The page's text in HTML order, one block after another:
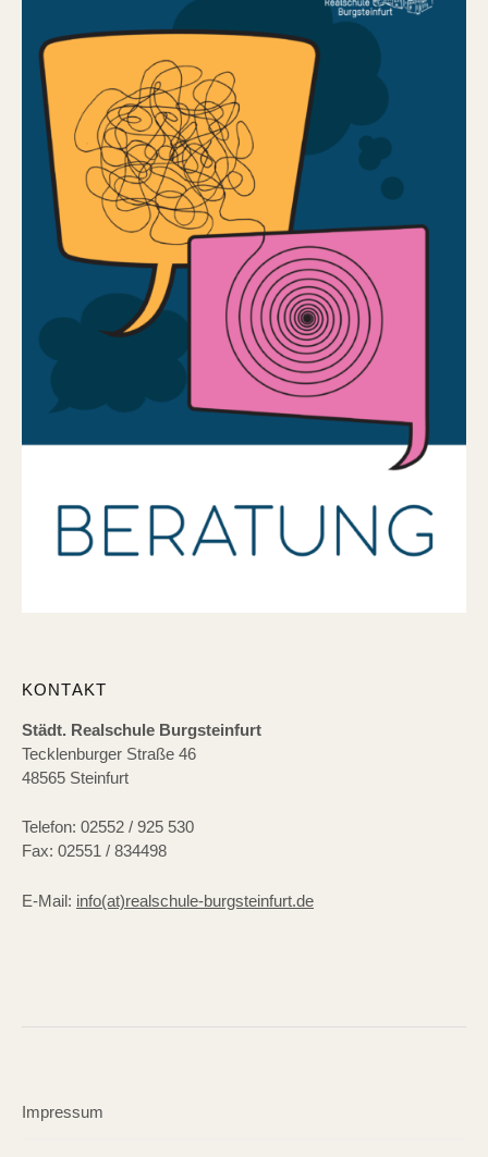
KONTAKT
Städt. Realschule Burgsteinfurt
Tecklenburger Straße 46
48565 Steinfurt
Telefon: 02552 / 925 530
Fax: 02551 / 834498
E-Mail: info(at)realschule-burgsteinfurt.de
Impressum